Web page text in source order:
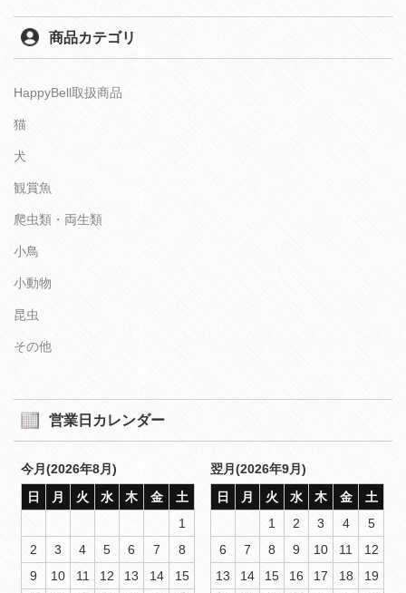
商品カテゴリ
HappyBell取扱商品
猫
犬
観賞魚
爬虫類・両生類
小鳥
小動物
昆虫
その他
営業日カレンダー
今月(2026年8月)
日
月 火 水 木 金
土
1
2
3 4 5 6 7
8
9
10 11 12 13 14
15
翌月(2026年9月)
日
月 火 水 木 金
土
1
2 3 4
5
6
7 8 9 10 11
12
13
14 15 16 17 18
19